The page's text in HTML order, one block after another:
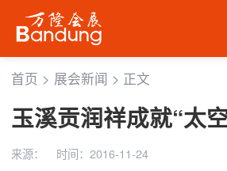
首页 > 展会新闻 > 正文
玉溪贡润祥成就“太
来源： 时间：2016-11-24